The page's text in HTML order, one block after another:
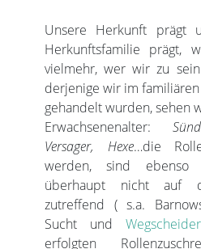
Unsere Herkunft prägt
Herkunftsfamilie prägt,
vielmehr, wer wir zu
derjenige wir im
gehandelt wurden, sehen
Erwachsenenalter:
Versager, Hexe…die
werden, sind ebenso
überhaupt nicht auf
zutreffend ( s.a.
Sucht und
erfolgten